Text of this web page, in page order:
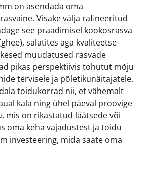
on asendada oma
Visake välja rafineeritud
see praadimisel kookosrasva
salatites aga kvaliteetse
muudatused rasvade
pikas perspektiivis tohutut mõju
tervisele ja põletikunäitajatele.
toidukorrad nii, et vähemalt
kala ning ühel päeval proovige
mis on rikastatud läätsede või
oma keha vajadustest ja toidu
investeering, mida saate oma